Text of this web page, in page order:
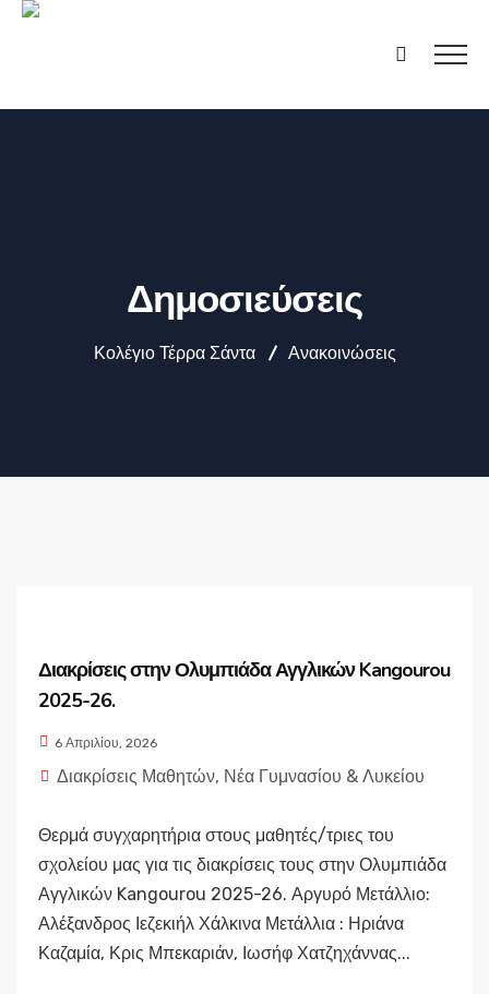
Δημοσιεύσεις
Κολέγιο Τέρρα Σάντα Ανακοινώσεις
Διακρίσεις στην Ολυμπιάδα Αγγλικών Kangourou
2025-26.
6 Απριλίου, 2026
Διακρίσεις Μαθητών, Νέα Γυμνασίου & Λυκείου
Θερμά συγχαρητήρια στους μαθητές/τριες του
σχολείου μας για τις διακρίσεις τους στην Ολυμπιάδα
Αγγλικών Kangourou 2025-26. Αργυρό Μετάλλιο:
Αλέξανδρος Ιεζεκιήλ Χάλκινα Μετάλλια : Ηριάνα
Καζαμία, Κρις Μπεκαριάν, Ιωσήφ Χατζηχάννας...